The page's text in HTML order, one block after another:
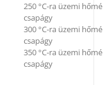
250 °C-ra üzemi
csapágy
300 °C-ra üzemi
csapágy
350 °C-ra üzemi
csapágy